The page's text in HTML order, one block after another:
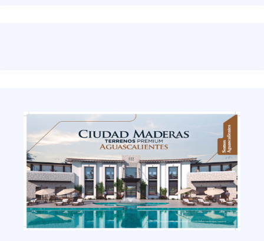
Estilo de Vida
Eventos
F1
Farmacia